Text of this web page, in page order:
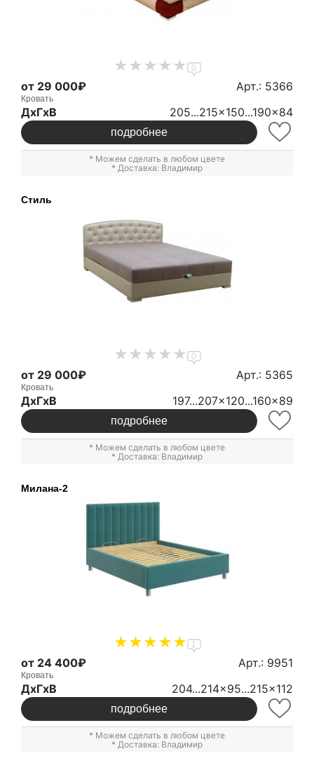
0
от 29 000₽ Арт.: 5366
Кровать
ДxГxВ 205...215x150...190x84
подробнее
* Можем сделать в любом цвете
* Доставка: Владимир
Стиль
0
от 29 000₽ Арт.: 5365
Кровать
ДxГxВ 197...207x120...160x89
подробнее
* Можем сделать в любом цвете
* Доставка: Владимир
Милана-2
1
от 24 400₽ Арт.: 9951
Кровать
ДxГxВ 204...214x95...215x112
подробнее
* Можем сделать в любом цвете
* Доставка: Владимир